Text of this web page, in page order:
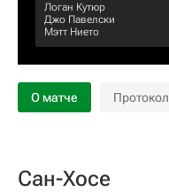
Логан Кутюр
Джо Павелски
Мэтт Нието
О матче Протокол
Сан-Хосе